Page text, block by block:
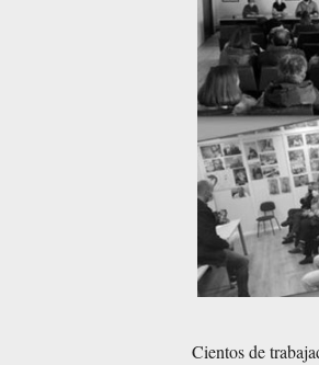
Cientos de